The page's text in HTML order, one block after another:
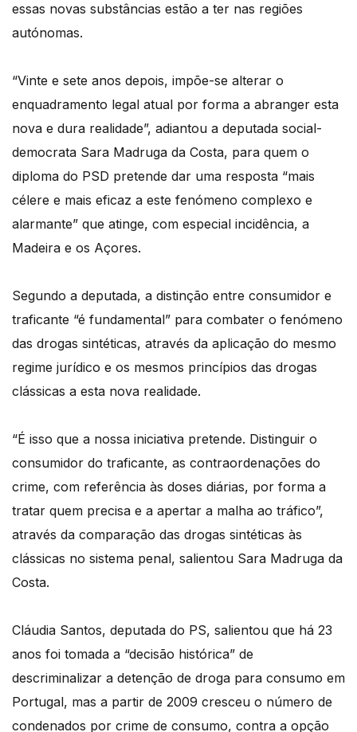
essas novas substâncias estão a ter nas regiões
autónomas.
“Vinte e sete anos depois, impõe-se alterar o
enquadramento legal atual por forma a abranger esta
nova e dura realidade”, adiantou a deputada social-
democrata Sara Madruga da Costa, para quem o
diploma do PSD pretende dar uma resposta “mais
célere e mais eficaz a este fenómeno complexo e
alarmante” que atinge, com especial incidência, a
Madeira e os Açores.
Segundo a deputada, a distinção entre consumidor e
traficante “é fundamental” para combater o fenómeno
das drogas sintéticas, através da aplicação do mesmo
regime jurídico e os mesmos princípios das drogas
clássicas a esta nova realidade.
“É isso que a nossa iniciativa pretende. Distinguir o
consumidor do traficante, as contraordenações do
crime, com referência às doses diárias, por forma a
tratar quem precisa e a apertar a malha ao tráfico”,
através da comparação das drogas sintéticas às
clássicas no sistema penal, salientou Sara Madruga da
Costa.
Cláudia Santos, deputada do PS, salientou que há 23
anos foi tomada a “decisão histórica” de
descriminalizar a detenção de droga para consumo em
Portugal, mas a partir de 2009 cresceu o número de
condenados por crime de consumo, contra a opção